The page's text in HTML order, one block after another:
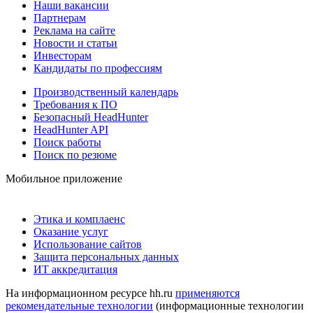
Наши вакансии
Партнерам
Реклама на сайте
Новости и статьи
Инвесторам
Кандидаты по профессиям
Производственный календарь
Требования к ПО
Безопасный HeadHunter
HeadHunter API
Поиск работы
Поиск по резюме
Мобильное приложение
Этика и комплаенс
Оказание услуг
Использование сайтов
Защита персональных данных
ИТ аккредитация
На информационном ресурсе hh.ru применяются
рекомендательные технологии (информационные технологии